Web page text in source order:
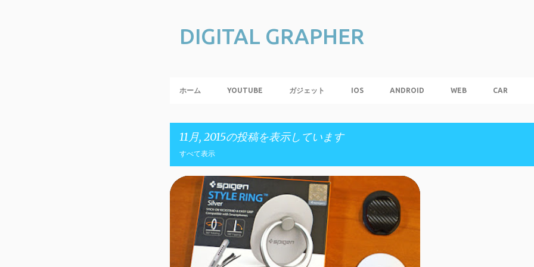
DIGITAL GRAPHER
ホーム YOUTUBE ガジェット IOS ANDROID WEB CAR
11月, 2015の投稿を表示しています
すべて表示
投
ANDROID IOS PC・ガジェット